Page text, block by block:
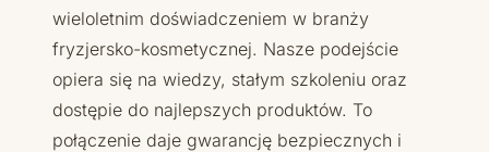
wieloletnim doświadczeniem w branży
fryzjersko-kosmetycznej. Nasze podejście
opiera się na wiedzy, stałym szkoleniu oraz
dostępie do najlepszych produktów. To
połączenie daje gwarancję bezpiecznych i